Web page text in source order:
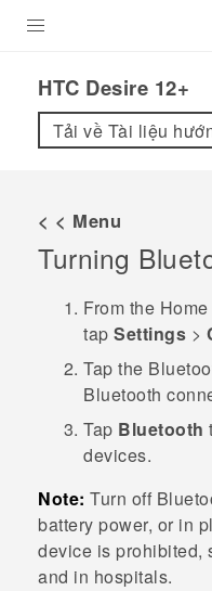
VIVE
VIVERSE
ỨNG DỤNG
HỖ TRỢ
HTC Desire 12+‎
Tải về Tài liệu
< < Menu
Turning
From the Home
tap Settings >
Tap the
Bluetooth
Tap Bluetooth
devices.
Note: Turn off
battery power, or in
device is prohibited,
and in hospitals.